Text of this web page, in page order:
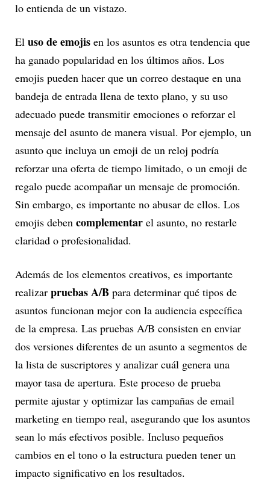
lo entienda de un vistazo.
El uso de emojis en los asuntos es otra tendencia que
ha ganado popularidad en los últimos años. Los
emojis pueden hacer que un correo destaque en una
bandeja de entrada llena de texto plano, y su uso
adecuado puede transmitir emociones o reforzar el
mensaje del asunto de manera visual. Por ejemplo, un
asunto que incluya un emoji de un reloj podría
reforzar una oferta de tiempo limitado, o un emoji de
regalo puede acompañar un mensaje de promoción.
Sin embargo, es importante no abusar de ellos. Los
emojis deben complementar el asunto, no restarle
claridad o profesionalidad.
Además de los elementos creativos, es importante
realizar pruebas A/B para determinar qué tipos de
asuntos funcionan mejor con la audiencia específica
de la empresa. Las pruebas A/B consisten en enviar
dos versiones diferentes de un asunto a segmentos de
la lista de suscriptores y analizar cuál genera una
mayor tasa de apertura. Este proceso de prueba
permite ajustar y optimizar las campañas de email
marketing en tiempo real, asegurando que los asuntos
sean lo más efectivos posible. Incluso pequeños
cambios en el tono o la estructura pueden tener un
impacto significativo en los resultados.